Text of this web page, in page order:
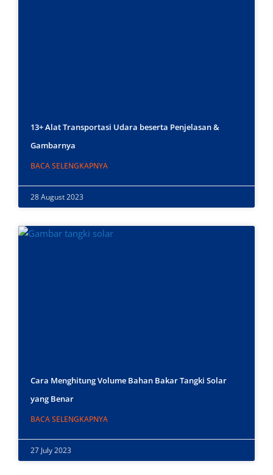
13+ Alat Transportasi Udara beserta Penjelasan &
Gambarnya
BACA SELENGKAPNYA
28 August 2023
Cara Menghitung Volume Bahan Bakar Tangki Solar
yang Benar
BACA SELENGKAPNYA
27 July 2023